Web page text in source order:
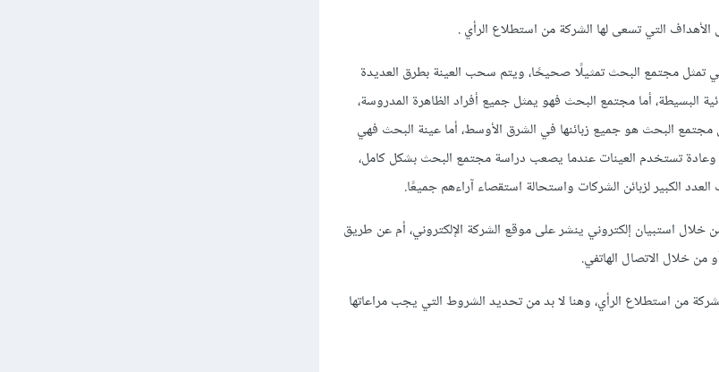
تمثل مجتمع البحث تمثيلًا صحيحًا، ويتم سحب العينة بطرق العديدة
البسيطة، أما مجتمع البحث فهو يمثل جميع أفراد الظاهرة المدروسة،
البحث هو جميع زبائنها في الشرق الأوسط، أما عينة البحث فهي
وعادة تستخدم العينات عندما يصعب دراسة مجتمع البحث بشكل كامل،
الكبير لزبائن الشركات واستحالة استقصاء آراءهم جميعًا.
خلال استبيان إلكتروني ينشر على موقع الشركة الإلكتروني، أم عن طريق
من خلال الاتصال الهاتفي.
من استطلاع الرأي، وهنا لا بد من تحديد الشروط التي يجب مراعاتها